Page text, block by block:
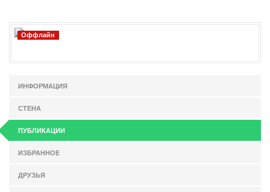
Оффлайн
ИНФОРМАЦИЯ
СТЕНА
ПУБЛИКАЦИИ
ИЗБРАННОЕ
ДРУЗЬЯ